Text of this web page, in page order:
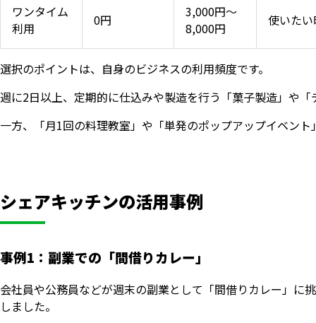
ワンタイム
利用
0円
3,000円〜
8,000円
使いた
選択のポイントは、自身のビジネスの利用頻度です。
週に2日以上、定期的に仕込みや製造を行う「菓子製造」や
一方、「月1回の料理教室」や「単発のポップアップイベン
シェアキッチンの活用事例
事例1：副業での「間借りカレー」
会社員や公務員などが週末の副業として「間借りカレー」に
しました。